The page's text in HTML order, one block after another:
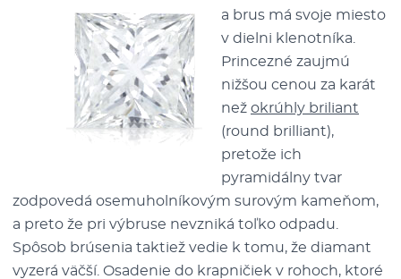
a brus má svoje miesto
v dielni klenotníka.
Princezné zaujmú
nižšou cenou za karát
než okrúhly briliant
(round brilliant),
pretože ich
pyramidálny tvar
zodpovedá osemuholníkovým surovým kameňom,
a preto že pri výbruse nevzniká toľko odpadu.
Spôsob brúsenia taktiež vedie k tomu, že diamant
vyzerá väčší. Osadenie do krapničiek v rohoch, ktoré